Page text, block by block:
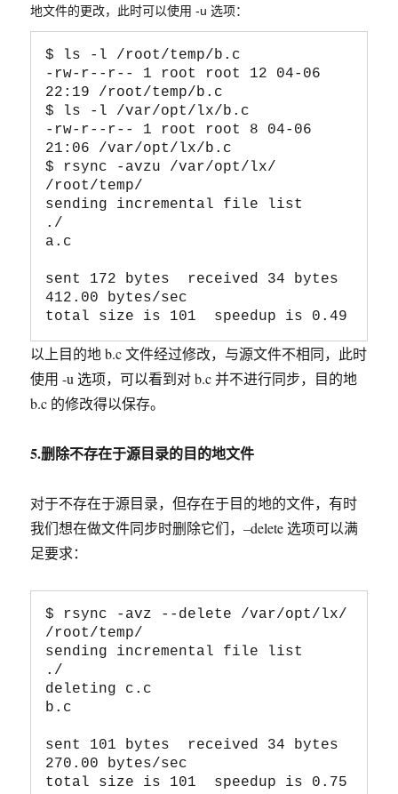
地文件的更改，此时可以使用 -u 选项：
$ ls -l /root/temp/b.c
-rw-r--r-- 1 root root 12 04-06
22:19 /root/temp/b.c
$ ls -l /var/opt/lx/b.c
-rw-r--r-- 1 root root 8 04-06
21:06 /var/opt/lx/b.c
$ rsync -avzu /var/opt/lx/
/root/temp/
sending incremental file list
./
a.c
sent 172 bytes  received 34 bytes
412.00 bytes/sec
以上目的地 b.c 文件经过修改，与源文件不相同，此时
使用 -u 选项，可以看到对 b.c 并不进行同步，目的地
b.c 的修改得以保存。
5.删除不存在于源目录的目的地文件
对于不存在于源目录，但存在于目的地的文件，有时
我们想在做文件同步时删除它们，–delete 选项可以满
足要求：
$ rsync -avz --delete /var/opt/lx/
/root/temp/
sending incremental file list
./
deleting c.c
b.c
sent 101 bytes  received 34 bytes
270.00 bytes/sec
total size is 101  speedup is 0.75